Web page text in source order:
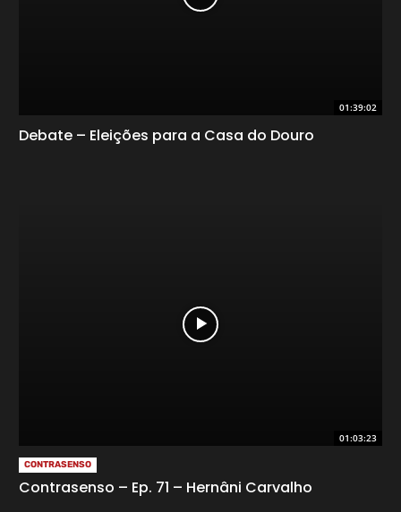
01:39:02
Debate – Eleições para a Casa do Douro
01:03:23
CONTRASENSO
Contrasenso – Ep. 71 – Hernâni Carvalho